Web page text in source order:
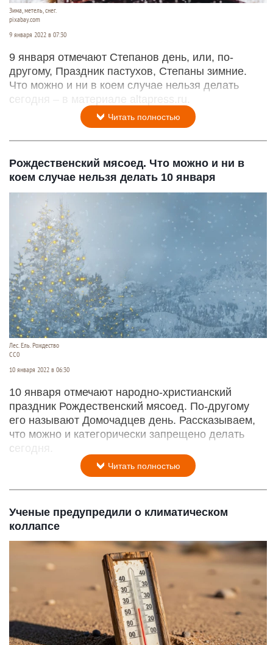
Зима, метель, снег.
pixabay.com
9 января 2022 в 07:30
9 января отмечают Степанов день, или, по-
другому, Праздник пастухов, Степаны зимние.
Что можно и ни в коем случае нельзя делать
сегодня – в материале altapress.ru.
Читать полностью
Рождественский мясоед. Что можно и ни в
коем случае нельзя делать 10 января
Лес. Ель. Рождество
СС0
10 января 2022 в 06:30
10 января отмечают народно-христианский
праздник Рождественский мясоед. По-другому
его называют Домочадцев день. Рассказываем,
что можно и категорически запрещено делать
сегодня.
Читать полностью
Ученые предупредили о климатическом
коллапсе